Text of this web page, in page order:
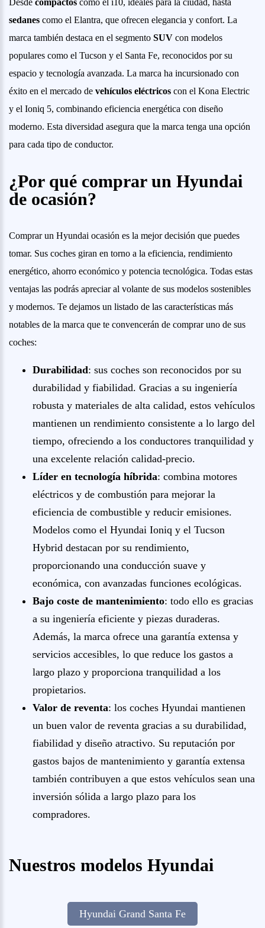
Desde compactos como el i10, ideales para la ciudad, hasta
sedanes como el Elantra, que ofrecen elegancia y confort. La
marca también destaca en el segmento SUV con modelos
populares como el Tucson y el Santa Fe, reconocidos por su
espacio y tecnología avanzada. La marca ha incursionado con
éxito en el mercado de vehículos eléctricos con el Kona Electric
y el Ioniq 5, combinando eficiencia energética con diseño
moderno. Esta diversidad asegura que la marca tenga una opción
para cada tipo de conductor.
¿Por qué comprar un Hyundai
de ocasión?
Comprar un Hyundai ocasión es la mejor decisión que puedes
tomar. Sus coches giran en torno a la eficiencia, rendimiento
energético, ahorro económico y potencia tecnológica. Todas estas
ventajas las podrás apreciar al volante de sus modelos sostenibles
y modernos. Te dejamos un listado de las características más
notables de la marca que te convencerán de comprar uno de sus
coches:
Durabilidad: sus coches son reconocidos por su
durabilidad y fiabilidad. Gracias a su ingeniería
robusta y materiales de alta calidad, estos vehículos
mantienen un rendimiento consistente a lo largo del
tiempo, ofreciendo a los conductores tranquilidad y
una excelente relación calidad-precio.
Líder en tecnología híbrida: combina motores
eléctricos y de combustión para mejorar la
eficiencia de combustible y reducir emisiones.
Modelos como el Hyundai Ioniq y el Tucson
Hybrid destacan por su rendimiento,
proporcionando una conducción suave y
económica, con avanzadas funciones ecológicas.
Bajo coste de mantenimiento: todo ello es gracias
a su ingeniería eficiente y piezas duraderas.
Además, la marca ofrece una garantía extensa y
servicios accesibles, lo que reduce los gastos a
largo plazo y proporciona tranquilidad a los
propietarios.
Valor de reventa: los coches Hyundai mantienen
un buen valor de reventa gracias a su durabilidad,
fiabilidad y diseño atractivo. Su reputación por
gastos bajos de mantenimiento y garantía extensa
también contribuyen a que estos vehículos sean una
inversión sólida a largo plazo para los
compradores.
Nuestros modelos Hyundai
Hyundai Grand Santa Fe